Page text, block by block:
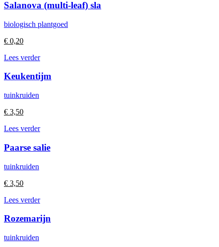
Salanova (multi-leaf) sla
biologisch plantgoed
€ 0,20
Lees verder
Keukentijm
tuinkruiden
€ 3,50
Lees verder
Paarse salie
tuinkruiden
€ 3,50
Lees verder
Rozemarijn
tuinkruiden